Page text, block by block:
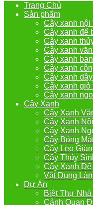
Trang Chủ
Sản phẩm
Cây xanh nội
Cây xanh để
Cây xanh
Cây xanh
Cây xanh
Cây xanh
Cây xanh
Cây xanh giỏ
Cây xanh
Cây Xanh
Cây Xanh
Cây Xanh
Cây Xanh
Cây Bóng
Cây Leo Giàn
Cây Thủy
Cây Xanh Để
Vật Dụng
Dự Án
Biệt Thự
Cảnh Quan